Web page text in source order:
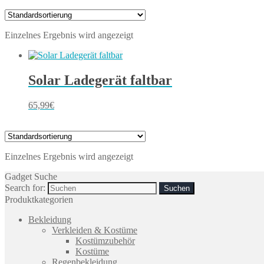
Einzelnes Ergebnis wird angezeigt
Solar Ladegerät faltbar
65,99€
Einzelnes Ergebnis wird angezeigt
Gadget Suche
Search for:
Produktkategorien
Bekleidung
Verkleiden & Kostüme
Kostümzubehör
Kostüme
Regenbekleidung